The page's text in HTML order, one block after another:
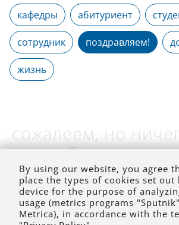
кафедры абитуриент
сотрудник поздравляем!
жизнь
сожалеем, но
(на выбранное
By using our website, you agree
place the types of cookies set
device for the purpose of
usage (metrics programs
Metrica), in accordance with the